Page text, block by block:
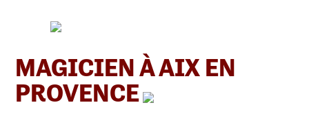
MAGICIEN À AIX EN
PROVENCE